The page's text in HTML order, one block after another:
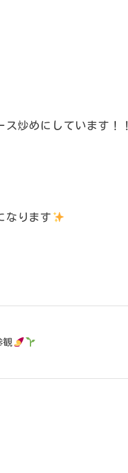
炒めにしています！！
なります
観